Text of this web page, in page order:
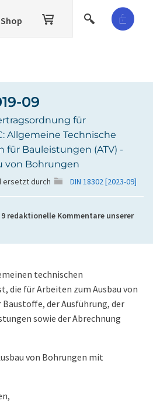
Shop
09
für
Allgemeine Technische
für Bauleistungen (ATV) -
von Bohrungen
ersetzt durch DIN 18302 [2023-09]
9 redaktionelle Kommentare unserer
technischen
die für Arbeiten zum Ausbau von
der Ausführung, der
sowie der Abrechnung
von Bohrungen mit